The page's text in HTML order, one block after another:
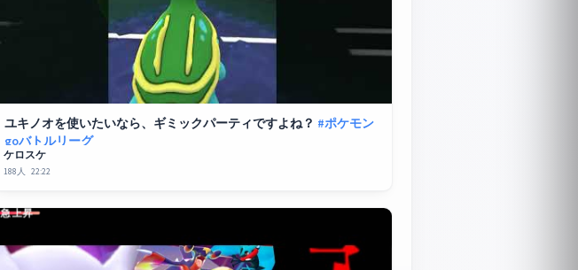
ユキノオを使いたいなら、ギミックパーティですよね？ #ポケモン
goバトルリーグ
ケロスケ
188人 22:22
急上昇